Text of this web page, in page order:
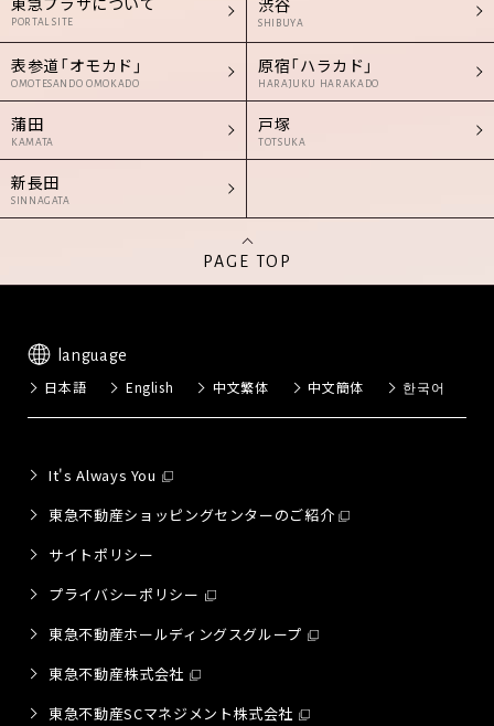
PORTAL SITE
渋谷
SHIBUYA
表参道「オモカド」
OMOTESANDO OMOKADO
原宿「ハラカド」
HARAJUKU HARAKADO
蒲田
KAMATA
戸塚
TOTSUKA
新長田
SINNAGATA
PAGE TOP
language
日本語 English 中文繁体 中文簡体 한국어
It's Always You
東急不動産ショッピングセンターのご紹介
サイトポリシー
プライバシーポリシー
東急不動産ホールディングスグループ
東急不動産株式会社
東急不動産SCマネジメント株式会社